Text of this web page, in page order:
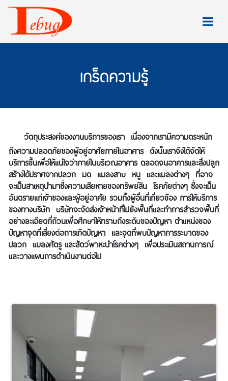
เกร็ดความรู้
วัตถุประสงค์ของงานบริการของเรา เนื่องจากเรามีความตระหนัก
ถึงความปลอดภัยของผู้อยู่อาศัยภายในอาคาร ดังนั้นเราจึงได้จัดให้
บริการขึ้นเพื่อให้แน่ใจว่าภายในบริเวณอาคาร ตลอดจนอาคารและสิ่งปลูก
สร้างได้ปราศจากปลวก มด แมลงสาบ หนู และแมลงต่างๆ ที่อาจ
จะเป็นสาเหตุนำมาซึ่งความเสียหายของทรัพย์สิน โรคภัยต่างๆ ซึ่งจะเป็น
อันตรายแก่เจ้าของและผู้อยู่อาศัย รวมทั้งผู้อื่นที่เกี่ยวข้อง การให้บริการ
ของทางบริษัท บริษัทจะจัดส่งเจ้าหน้าที่ไปยังพื้นที่และทำการสำรวจพื้นที่
อย่างละเอียดถี่ถ้วนเพื่อศึกษาให้ทราบถึงระดับของปัญหา ตำแหน่งของ
ปัญหาจุดที่เสี่ยงต่อการเกิดปัญหา และจุดที่พบปัญหาการระบาดของ
ปลวก แมลงศัตรู และสัตว์พาหะนำโรคต่างๆ เพื่อประเมินสถานการณ์
และวางแผนการดำเนินงานต่อไป